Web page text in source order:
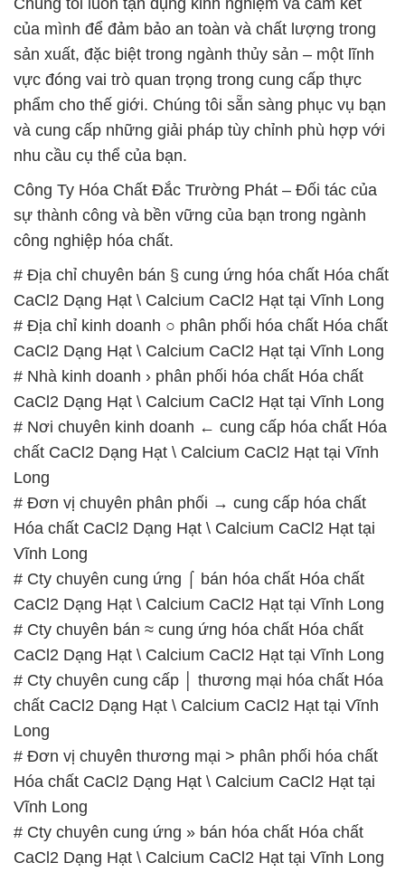
Chúng tôi luôn tận dụng kinh nghiệm và cam kết
của mình để đảm bảo an toàn và chất lượng trong
sản xuất, đặc biệt trong ngành thủy sản – một lĩnh
vực đóng vai trò quan trọng trong cung cấp thực
phẩm cho thế giới. Chúng tôi sẵn sàng phục vụ bạn
và cung cấp những giải pháp tùy chỉnh phù hợp với
nhu cầu cụ thể của bạn.
Công Ty Hóa Chất Đắc Trường Phát – Đối tác của
sự thành công và bền vững của bạn trong ngành
công nghiệp hóa chất.
# Địa chỉ chuyên bán § cung ứng hóa chất Hóa chất
CaCl2 Dạng Hạt \ Calcium CaCl2 Hạt tại Vĩnh Long
# Địa chỉ kinh doanh ○ phân phối hóa chất Hóa chất
CaCl2 Dạng Hạt \ Calcium CaCl2 Hạt tại Vĩnh Long
# Nhà kinh doanh › phân phối hóa chất Hóa chất
CaCl2 Dạng Hạt \ Calcium CaCl2 Hạt tại Vĩnh Long
# Nơi chuyên kinh doanh ← cung cấp hóa chất Hóa
chất CaCl2 Dạng Hạt \ Calcium CaCl2 Hạt tại Vĩnh
Long
# Đơn vị chuyên phân phối → cung cấp hóa chất
Hóa chất CaCl2 Dạng Hạt \ Calcium CaCl2 Hạt tại
Vĩnh Long
# Cty chuyên cung ứng ⌠ bán hóa chất Hóa chất
CaCl2 Dạng Hạt \ Calcium CaCl2 Hạt tại Vĩnh Long
# Cty chuyên bán ≈ cung ứng hóa chất Hóa chất
CaCl2 Dạng Hạt \ Calcium CaCl2 Hạt tại Vĩnh Long
# Cty chuyên cung cấp │ thương mại hóa chất Hóa
chất CaCl2 Dạng Hạt \ Calcium CaCl2 Hạt tại Vĩnh
Long
# Đơn vị chuyên thương mại > phân phối hóa chất
Hóa chất CaCl2 Dạng Hạt \ Calcium CaCl2 Hạt tại
Vĩnh Long
# Cty chuyên cung ứng » bán hóa chất Hóa chất
CaCl2 Dạng Hạt \ Calcium CaCl2 Hạt tại Vĩnh Long